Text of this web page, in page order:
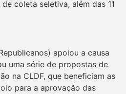
coleta seletiva, além das 11
apoiou a causa
uma série de propostas de
na CLDF, que beneficiam as
para a aprovação das